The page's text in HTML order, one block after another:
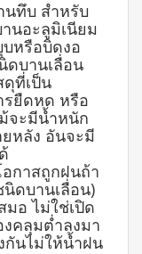
นทึบ สำหรับ
นอะลูมิเนียม
หรือบิดงอ
บานเลื่อน
ที่เป็น
รยืดหด หรือ
จะมีน้ำหนัก
หลัง อันจะมี
าสถูกฝนถ้า
ดบานเลื่อน)
อ ไม่ใช่เปิด
คลุมต่ำลงมา
กันไม่ให้น้ำฝน